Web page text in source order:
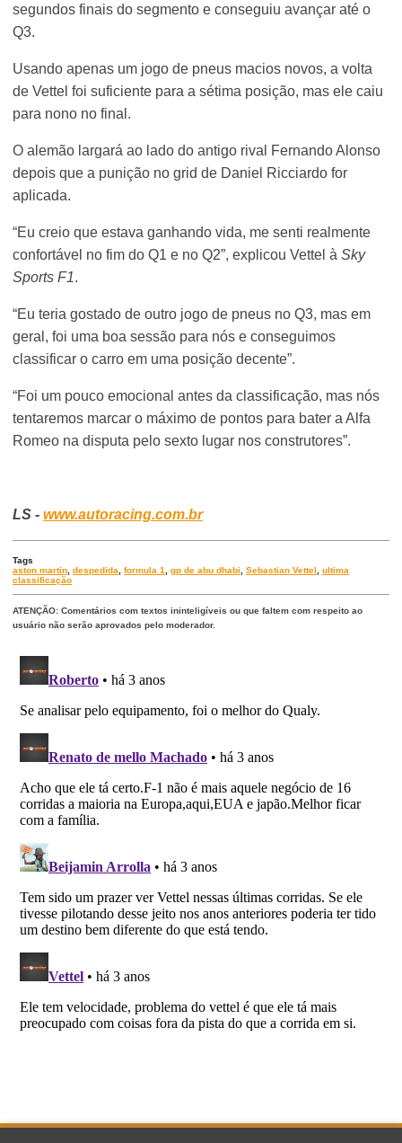
segundos finais do segmento e conseguiu avançar até o
Q3.
Usando apenas um jogo de pneus macios novos, a volta
de Vettel foi suficiente para a sétima posição, mas ele caiu
para nono no final.
O alemão largará ao lado do antigo rival Fernando Alonso
depois que a punição no grid de Daniel Ricciardo for
aplicada.
“Eu creio que estava ganhando vida, me senti realmente
confortável no fim do Q1 e no Q2”, explicou Vettel àSky
Sports F1.
“Eu teria gostado de outro jogo de pneus no Q3, mas em
geral, foi uma boa sessão para nós e conseguimos
classificar o carro em uma posição decente”.
“Foi um pouco emocional antes da classificação, mas nós
tentaremos marcar o máximo de pontos para bater a Alfa
Romeo na disputa pelo sexto lugar nos construtores”.
LS -www.autoracing.com.br
Tags
aston martin ,despedida ,formula 1 ,gp de abu dhabi ,Sebastian Vettel ,ultima
classificação
ATENÇÃO: Comentários com textos ininteligíveis ou que faltem com respeito ao
usuário não serão aprovados pelo moderador.